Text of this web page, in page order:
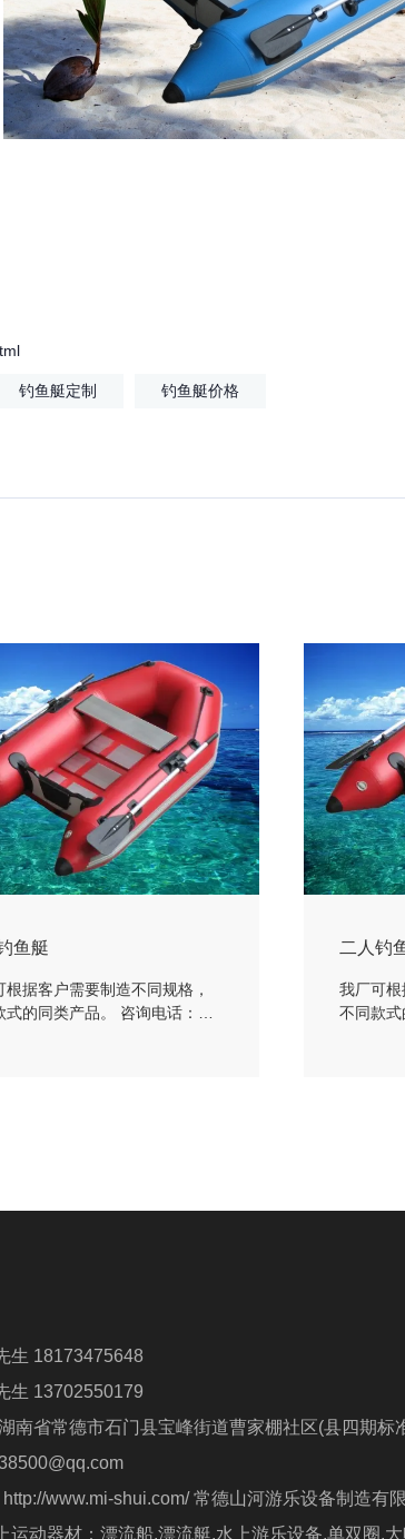
钓鱼艇定制 钓鱼艇价格
鱼艇
根据客户需要制造不同规格，
式的同类产品。 咨询电话：
二人钓
我厂可根
不同款式
联系人：卢先生 18173475648
联系人：朱先生 13702550179
南省常德市石门县宝峰街道曹家棚社区(县四期标
www.mi-shui.com/ 常德山河游乐设备制造有
运动器材：漂流船,漂流艇,水上游乐设备,单双圈,